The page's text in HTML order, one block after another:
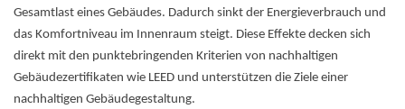
Gesamtlast eines Gebäudes. Dadurch sinkt der Energieverbrauch und
das Komfortniveau im Innenraum steigt. Diese Effekte decken sich
direkt mit den punktebringenden Kriterien von nachhaltigen
Gebäudezertifikaten wie LEED und unterstützen die Ziele einer
nachhaltigen Gebäudegestaltung.